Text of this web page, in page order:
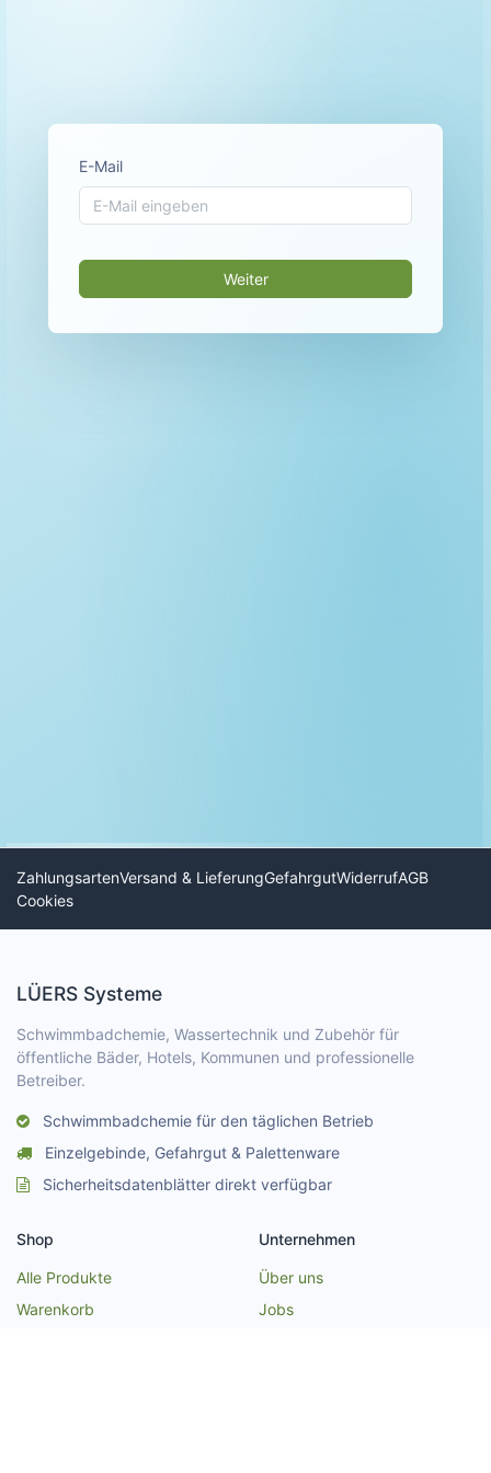
E-Mail
Weiter
ZahlungsartenVersand & LieferungGefahrgutWiderrufAGB
Cookies
LÜERS Systeme
Schwimmbadchemie, Wassertechnik und Zubehör für
öffentliche Bäder, Hotels, Kommunen und professionelle
Betreiber.
Schwimmbadchemie für den täglichen Betrieb
Einzelgebinde, Gefahrgut & Palettenware
Sicherheitsdatenblätter direkt verfügbar
Shop
Alle Produkte
Warenkorb
Unternehmen
Über uns
Jobs